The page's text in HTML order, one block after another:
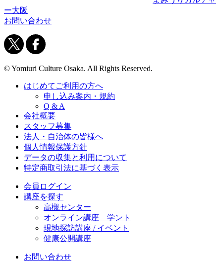
ー大阪
お問い合わせ
© Yomiuri Culture Osaka. All Rights Reserved.
はじめてご利用の方へ
申し込み案内・規約
Q & A
会社概要
スタッフ募集
法人・自治体の皆様へ
個人情報保護方針
データの収集と利用について
特定商取引法に基づく表示
会員ログイン
講座を探す
高槻センター
オンライン講座 学ント
現地探訪講座 / イベント
健康公開講座
お問い合わせ